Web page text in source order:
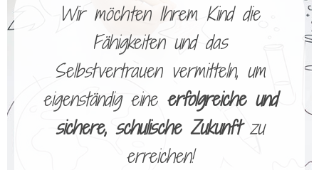
Wir möchten Ihrem Kind die
Fähigkeiten und das
Selbstvertrauen vermitteln, um
eigenständig eine erfolgreiche und
sichere, schulische Zukunftzu
erreichen!